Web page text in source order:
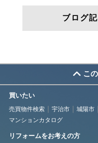
ブログ
こ
買いたい
売買物件検索 宇治市 城陽市
マンションカタログ
リフォームをお考えの方